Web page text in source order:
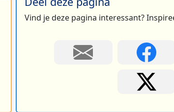
Vind je deze pagina interessant?